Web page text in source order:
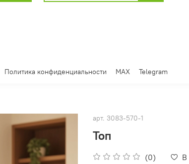
Политика конфиденциальности MAX Telegram
арт. 3083-570-1
Топ
(0) В